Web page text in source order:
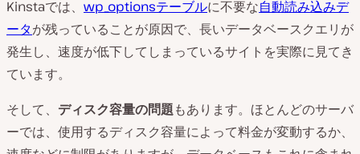
Kinstaでは、 wp_optionsテーブルに不要な自動読み込みデ
ータが残っていることが原因で、長いデータベースクエリが
発生し、速度が低下してしまっているサイトを実際に見てき
ています。
そして、 ディスク容量の問題もあります。ほとんどのサーバ
ーでは、使用するディスク容量によって料金が変動するか、